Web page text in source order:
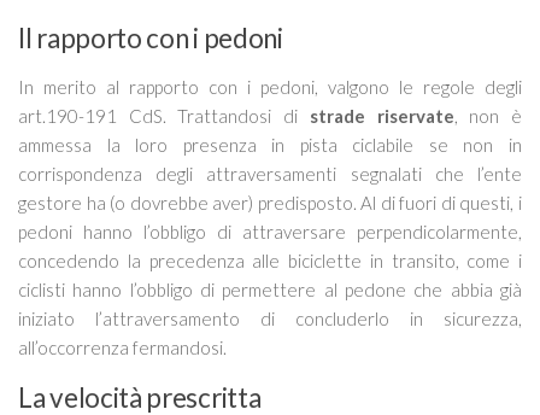
Il rapporto con i pedoni
In merito al rapporto con i pedoni, valgono le regole degli
art.190-191 CdS. Trattandosi di strade riservate, non è
ammessa la loro presenza in pista ciclabile se non in
corrispondenza degli attraversamenti segnalati che l’ente
gestore ha (o dovrebbe aver) predisposto. Al di fuori di questi, i
pedoni hanno l’obbligo di attraversare perpendicolarmente,
concedendo la precedenza alle biciclette in transito, come i
ciclisti hanno l’obbligo di permettere al pedone che abbia già
iniziato l’attraversamento di concluderlo in sicurezza,
all’occorrenza fermandosi.
La velocità prescritta